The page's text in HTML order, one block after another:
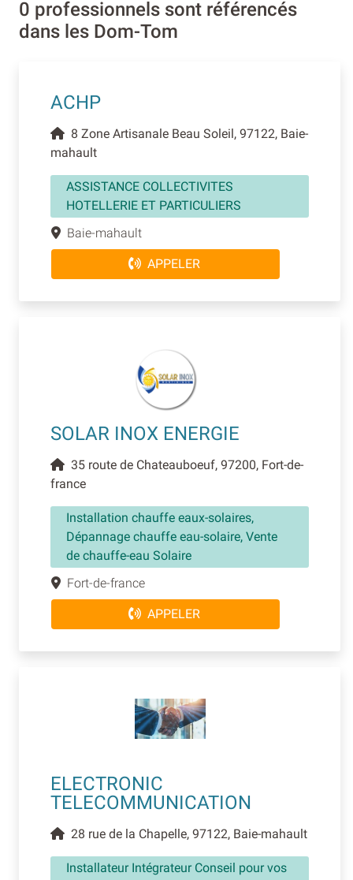
0 professionnels sont référencés
dans les Dom-Tom
ACHP
8 Zone Artisanale Beau Soleil, 97122, Baie-
mahault
ASSISTANCE COLLECTIVITES
HOTELLERIE ET PARTICULIERS
Baie-mahault
APPELER
SOLAR INOX ENERGIE
35 route de Chateauboeuf, 97200, Fort-de-
france
Installation chauffe eaux-solaires,
Dépannage chauffe eau-solaire, Vente
de chauffe-eau Solaire
Fort-de-france
APPELER
ELECTRONIC
TELECOMMUNICATION
28 rue de la Chapelle, 97122, Baie-mahault
Installateur Intégrateur Conseil pour vos